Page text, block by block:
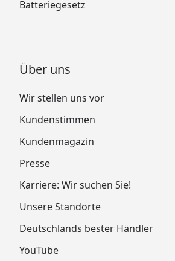
Batteriegesetz
Über uns
Wir stellen uns vor
Kundenstimmen
Kundenmagazin
Presse
Karriere: Wir suchen Sie!
Unsere Standorte
Deutschlands bester Händler
YouTube